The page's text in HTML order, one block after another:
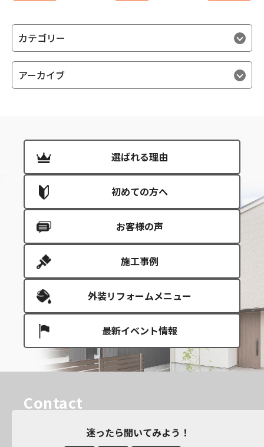
カテゴリー
アーカイブ
選ばれる理由
初めての方へ
お客様の声
施工事例
外装リフォームメニュー
最新イベント情報
Contact
迷ったら聞いてみよう！